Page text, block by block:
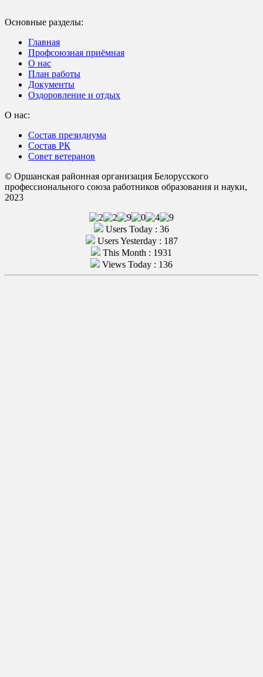
Основные разделы:
Главная
Профсоюзная приёмная
О нас
План работы
Документы
Оздоровление и отдых
О нас:
Состав президиума
Состав РК
Совет ветеранов
© Оршанская районная организация Белорусского
профессионального союза работников образования и науки,
2023
Users Today : 36
Users Yesterday : 187
This Month : 1931
Views Today : 136